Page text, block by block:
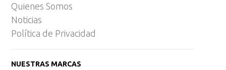
Quienes Somos
Noticias
Política de Privacidad
NUESTRAS MARCAS